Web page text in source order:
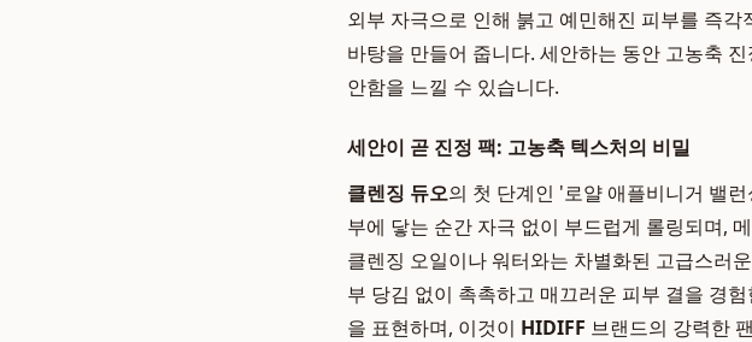
외부 자극으로 인해 붉고 예민해진 피부를 즉
바탕을 만들어 줍니다. 세안하는 동안 고농축
안함을 느낄 수 있습니다.
세안이 곧 진정 팩: 고농축 텍스처의 비밀
클렌징 듀오의 첫 단계인 '로얄 애플비니거 밸
부에 닿는 순간 자극 없이 부드럽게 롤링되며,
클렌징 오일이나 워터와는 차별화된 고급스러
부 당김 없이 촉촉하고 매끄러운 피부 결을 경
을 표현하며, 이것이 HIDIFF 브랜드의 강력한